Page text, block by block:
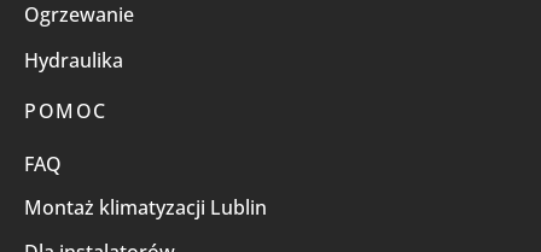
Ogrzewanie
Hydraulika
POMOC
FAQ
Montaż klimatyzacji Lublin